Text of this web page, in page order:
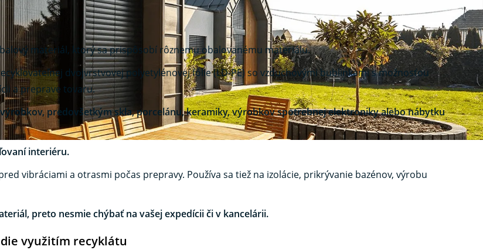
nad Hronom
materiál, ktorý sa prispôsobí rôznemu obalovanému materiálu.
dvojvrstvovej polyetylénovej fólie (LD-PE) so vzduchovými bublinkami s možnosťou
a preprave tovaru.
predovšetkým skla, porcelánu, keramiky, výrobkov spotrebnej elektroniky alebo nábytku
interiéru.
vibráciami a otrasmi počas prepravy. Používa sa tiež na izolácie, prikrývanie bazénov, výrobu
preto nesmie chýbať na vašej expedícii či v kancelárii.
využitím recyklátu